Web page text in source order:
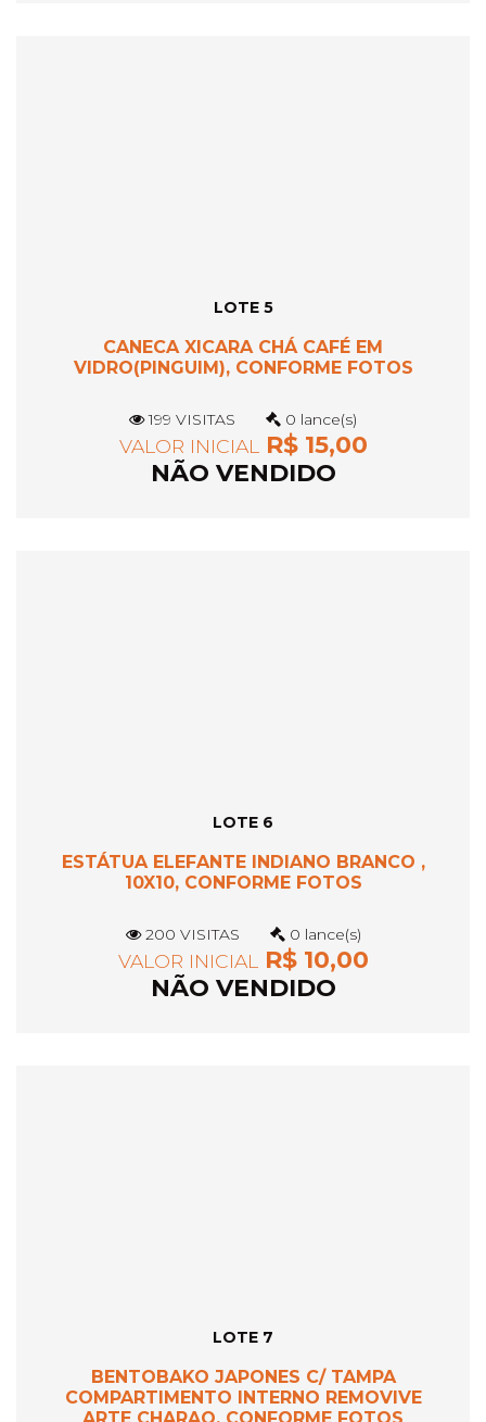
LOTE 5
CANECA XICARA CHÁ CAFÉ EM
VIDRO(PINGUIM), CONFORME FOTOS
199 VISITAS 0 lance(s)
VALOR INICIAL R$ 15,00
NÃO VENDIDO
LOTE 6
ESTÁTUA ELEFANTE INDIANO BRANCO ,
10X10, CONFORME FOTOS
200 VISITAS 0 lance(s)
VALOR INICIAL R$ 10,00
NÃO VENDIDO
LOTE 7
BENTOBAKO JAPONES C/ TAMPA
COMPARTIMENTO INTERNO REMOVIVE